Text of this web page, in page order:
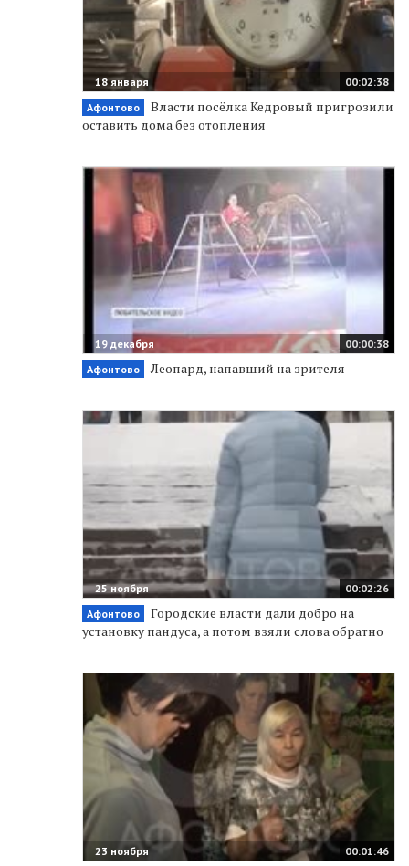
00:02:38
18 января
Афонтово
Власти посёлка Кедровый пригрозили
оставить дома без отопления
00:00:38
19 декабря
Афонтово
Леопард, напавший на зрителя
00:02:26
25 ноября
Афонтово
Городские власти дали добро на
установку пандуса, а потом взяли слова обратно
00:01:46
23 ноября